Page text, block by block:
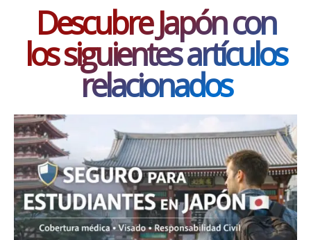
Descubre Japón con
los siguientes artículos
relacionados